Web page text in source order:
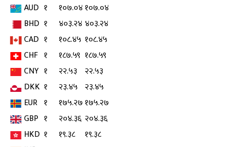
AUD १ १०७.०४१०७.०४
BHD १ ४०३.२४ ४०३.२४
CAD १ १०८.४५ १०८.४५
CHF १ १८७.५९ १८७.५९
CNY १ २२.५३
२२.५३
DKK १ २३.४५ २३.४५
EUR १ १७५.२७१७५.२७
GBP १ २०४.३६ २०४.३६
HKD १ १९.३८
१९.३८